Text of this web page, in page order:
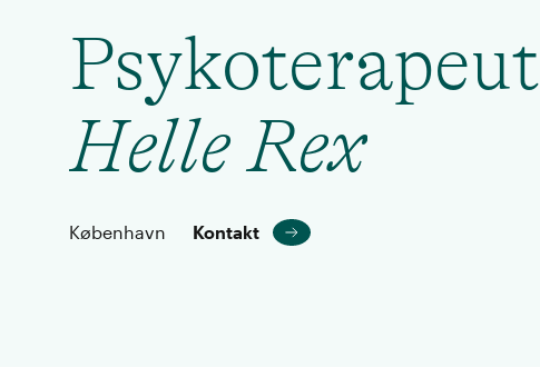
Psykoterapeut
Helle Rex
København Kontakt